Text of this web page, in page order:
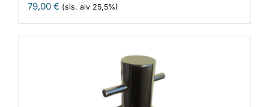
79,00 € (sis. alv 25,5%)